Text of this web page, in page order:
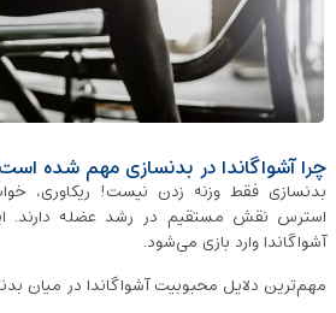
چرا آشواگاندا در بدنسازی مهم شده
بدنسازی فقط وزنه زدن نیست! ریکاوری،
استرس نقش مستقیم در رشد عضله دارند.
آشواگاندا وارد بازی می‌شود.
مهم‌ترین دلایل محبوبیت آشواگاندا در میان